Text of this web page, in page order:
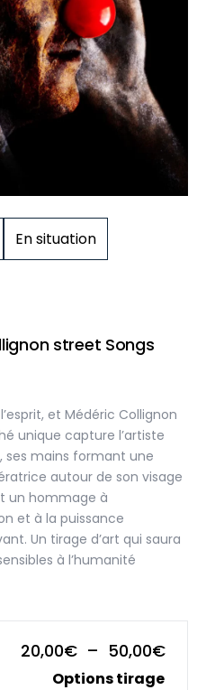
En situation
street Songs
et Médéric Collignon
unique capture l’artiste
ses mains formant une
autour de son visage
un hommage à
et à la puissance
Un tirage d’art qui saura
à l’humanité
20,00€ – 50,00€
Options tirage